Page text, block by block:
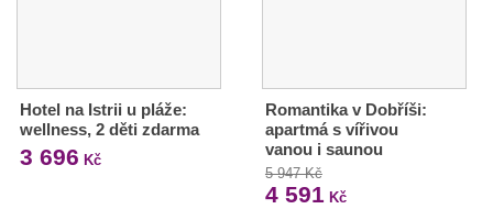
Hotel na Istrii u pláže:
wellness, 2 děti zdarma
3 696 Kč
Romantika v Dobříši:
apartmá s vířivou
vanou i saunou
5 947 Kč
4 591 Kč